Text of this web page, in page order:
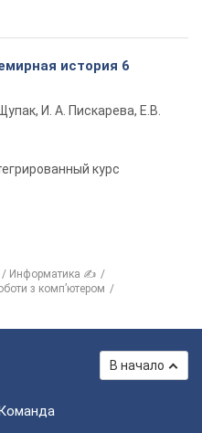
история 6
И. А. Пискарева, Е.В.
курс
Информатика ✍
з комп’ютером
В начало